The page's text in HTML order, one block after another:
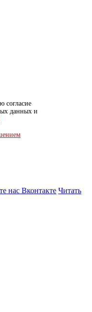
согласие
данных и
нас Вконтакте Читать